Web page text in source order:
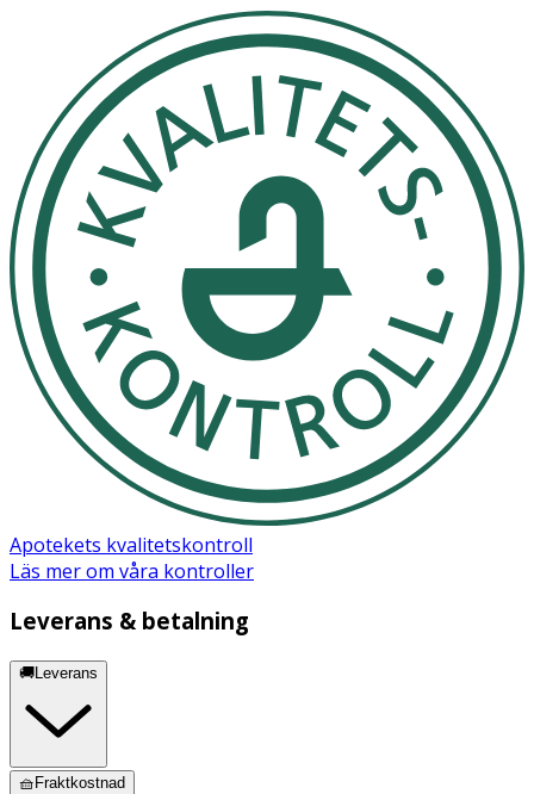
Apotekets kvalitetskontroll
Läs mer om våra kontroller
Leverans & betalning
🚚Leverans
🧺Fraktkostnad